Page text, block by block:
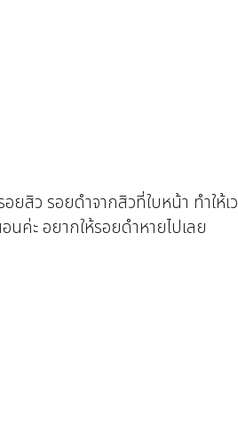
ยสิว รอยดำจากสิวที่ใบหน้า ทำให้
ค่ะ อยากให้รอยดำหายไปเลย